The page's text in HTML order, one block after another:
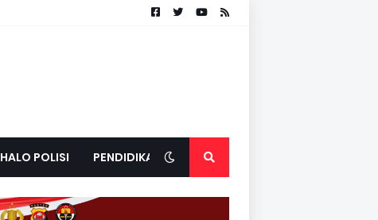
HALO POLISI PENDIDIKAN